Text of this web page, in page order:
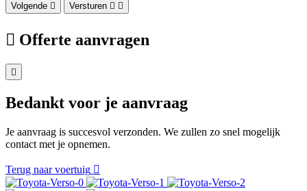
Volgende
Versturen
Offerte aanvragen
Bedankt voor je aanvraag
Je aanvraag is succesvol verzonden. We zullen zo snel mogelijk
contact met je opnemen.
Terug naar voertuig